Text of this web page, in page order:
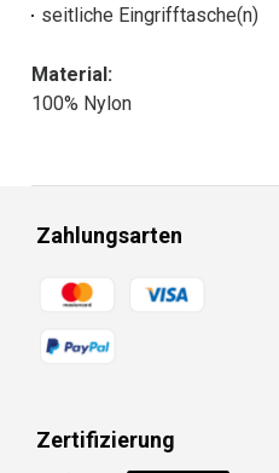
seitliche Eingrifftasche(n)
Material:
100% Nylon
Zahlungsarten
Zahlungsmethoden
Zertifizierung